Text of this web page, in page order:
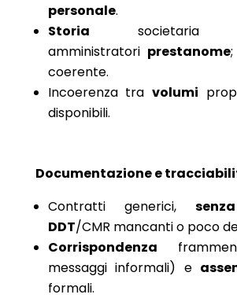
personale.
Storia societaria
amministratori prestanome
coerente.
Incoerenza travolumi
disponibili.
Documentazione e
Contratti generici,senza
DDT/CMR mancanti o poco
Corrispondenza
messaggi informali) e
formali.